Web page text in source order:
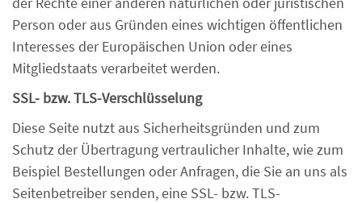
Person oder aus Gründen eines wichtigen öffentlichen
Interesses der Europäischen Union oder eines
Mitgliedstaats verarbeitet werden.
SSL- bzw. TLS-Verschlüsselung
Diese Seite nutzt aus Sicherheitsgründen und zum
Schutz der Übertragung vertraulicher Inhalte, wie zum
Beispiel Bestellungen oder Anfragen, die Sie an uns als
Seitenbetreiber senden, eine SSL- bzw. TLS-